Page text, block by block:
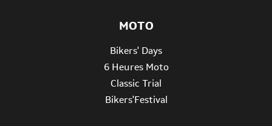
MOTO
Bikers' Days
6 Heures Moto
Classic Trial
Bikers'Festival